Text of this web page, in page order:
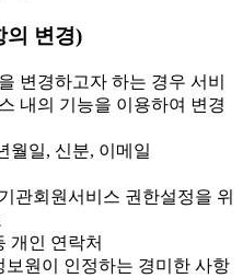
의 변경)
변경하고자 하는 경우 서비
내의 기능을 이용하여 변경
월일, 신분, 이메일
관회원서비스 권한설정을 위
개인 연락처
원이 인정하는 경미한 사항